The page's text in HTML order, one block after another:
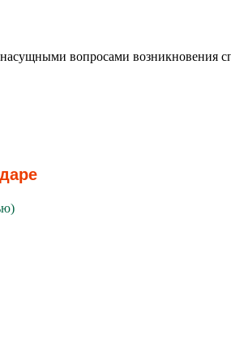
вопросами возникновения